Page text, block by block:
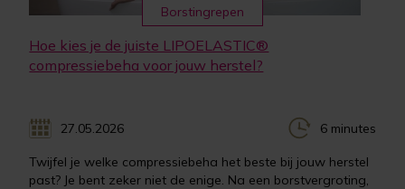
Borstingrepen
Hoe kies je de juiste LIPOELASTIC®
compressiebeha voor jouw herstel?
27.05.2026 6 minutes
Twijfel je welke compressiebeha het beste bij jouw herstel
past? Je bent zeker niet de enige. Na een borstvergroting,